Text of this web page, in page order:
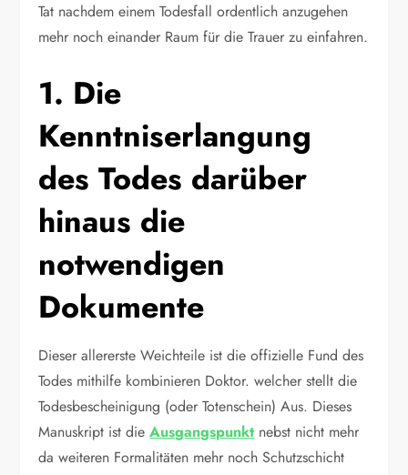
Tat nachdem einem Todesfall ordentlich anzugehen
mehr noch einander Raum für die Trauer zu einfahren.
1. Die
Kenntniserlangung
des Todes darüber
hinaus die
notwendigen
Dokumente
Dieser allererste Weichteile ist die offizielle Fund des
Todes mithilfe kombinieren Doktor. welcher stellt die
Todesbescheinigung (oder Totenschein) Aus. Dieses
Manuskript ist dieAusgangspunkt nebst nicht mehr
da weiteren Formalitäten mehr noch Schutzschicht